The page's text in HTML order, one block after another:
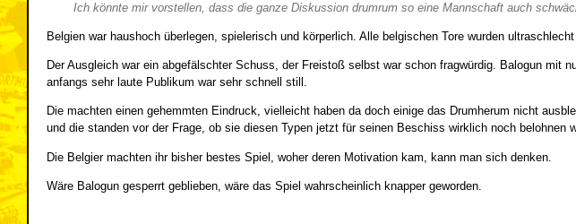
Ich könnte mir vorstellen, dass die ganze Diskussion drumrum so eine Mannschaft auch
Belgien war haushoch überlegen, spielerisch und körperlich. Alle belgischen Tore wurden
Der Ausgleich war ein abgefälschter Schuss, der Freistoß selbst war schon fragwürdig. Balogun mit
anfangs sehr laute Publikum war sehr schnell still.
Die machten einen gehemmten Eindruck, vielleicht haben da doch einige das Drumherum nicht
und die standen vor der Frage, ob sie diesen Typen jetzt für seinen Beschiss wirklich noch belohnen
Die Belgier machten ihr bisher bestes Spiel, woher deren Motivation kam, kann man sich denken.
Wäre Balogun gesperrt geblieben, wäre das Spiel wahrscheinlich knapper geworden.